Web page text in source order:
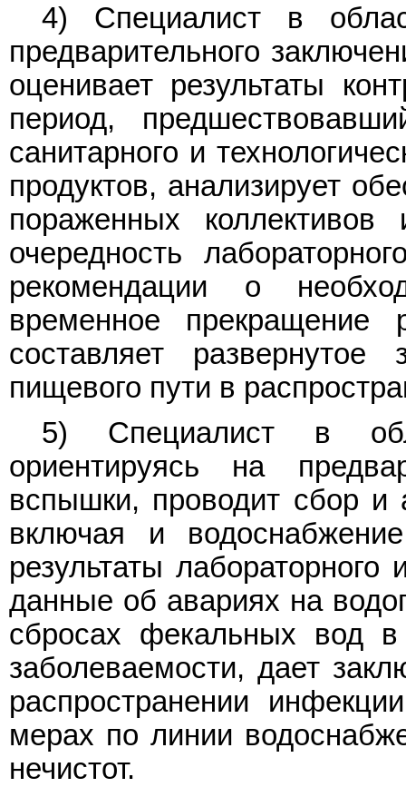
4) Специалист в
предварительного
оценивает результаты
период,
санитарного и
продуктов, анализирует
пораженных
очередность
рекомендации о
временное прекращение
составляет
пищевого пути в
5) Специалист в
ориентируясь на
вспышки, проводит сбор и
включая и
результаты
данные об авариях на
сбросах фекальных вод
заболеваемости, дает
распространении
мерах по линии
нечистот.